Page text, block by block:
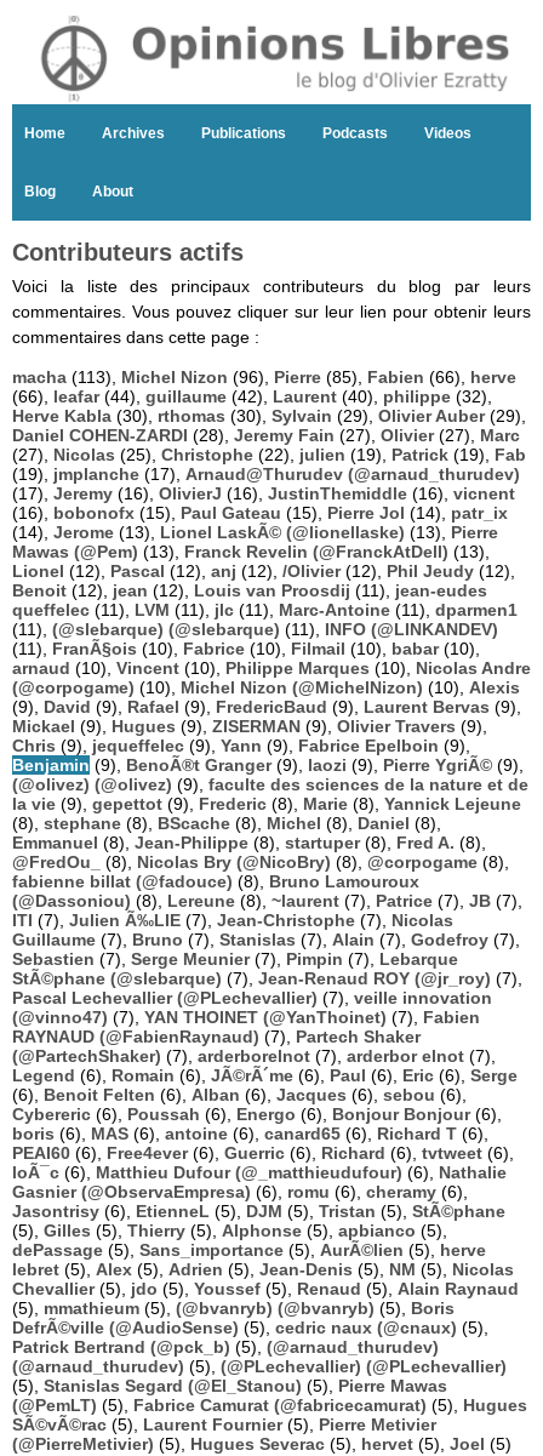
Home Archives Publications Podcasts Videos
Blog About
Contributeurs actifs
Voici la liste des principaux contributeurs du blog par leurs
commentaires. Vous pouvez cliquer sur leur lien pour obtenir leurs
commentaires dans cette page :
macha (113), Michel Nizon (96), Pierre (85), Fabien (66), herve
(66), leafar(44), guillaume (42), Laurent (40), philippe (32),
Herve Kabla (30), rthomas (30), Sylvain (29), Olivier Auber(29),
Daniel COHEN-ZARDI (28), Jeremy Fain (27), Olivier(27), Marc
(27), Nicolas (25), Christophe (22), julien (19), Patrick (19), Fab
(19), jmplanche (17), Arnaud@Thurudev (@arnaud_thurudev)
(17), Jeremy (16), OlivierJ (16), JustinThemiddle (16), vicnent
(16), bobonofx (15), Paul Gateau (15), Pierre Jol (14), patr_ix
(14), Jerome (13), Lionel LaskÃ© (@lionellaske) (13), Pierre
Mawas (@Pem) (13), Franck Revelin (@FranckAtDell) (13),
Lionel (12), Pascal (12), anj (12), /Olivier(12), Phil Jeudy (12),
Benoit (12), jean (12), Louis van Proosdij (11), jean-eudes
queffelec (11), LVM (11), jlc (11), Marc-Antoine (11), dparmen1
(11), (@slebarque) (@slebarque) (11), INFO (@LINKANDEV)
(11), FranÃ§ois (10), Fabrice (10), Filmail (10), babar(10),
arnaud (10), Vincent (10), Philippe Marques (10), Nicolas Andre
(@corpogame) (10), Michel Nizon (@MichelNizon) (10), Alexis
(9), David (9), Rafael (9), FredericBaud (9), Laurent Bervas (9),
Mickael (9), Hugues (9), ZISERMAN (9), Olivier Travers (9),
Chris (9), jequeffelec (9), Yann (9), Fabrice Epelboin (9),
Benjamin (9), BenoÃ®t Granger(9), laozi (9), Pierre YgriÃ© (9),
(@olivez) (@olivez) (9), faculte des sciences de la nature et de
la vie (9), gepettot (9), Frederic (8), Marie (8), Yannick Lejeune
(8), stephane (8), BScache (8), Michel (8), Daniel (8),
Emmanuel (8), Jean-Philippe (8), startuper(8), Fred A. (8),
@FredOu_
(8), Nicolas Bry (@NicoBry) (8), @corpogame (8),
fabienne billat (@fadouce) (8), Bruno Lamouroux
(@Dassoniou) (8), Lereune (8), ~laurent (7), Patrice (7), JB (7),
ITI (7), Julien Ã‰LIE (7), Jean-Christophe (7), Nicolas
Guillaume (7), Bruno (7), Stanislas (7), Alain (7), Godefroy (7),
Sebastien (7), Serge Meunier(7), Pimpin (7), Lebarque
StÃ©phane (@slebarque) (7), Jean-Renaud ROY (@jr_roy) (7),
Pascal Lechevallier (@PLechevallier) (7), veille innovation
(@vinno47) (7), YAN THOINET (@YanThoinet) (7), Fabien
RAYNAUD (@FabienRaynaud) (7), Partech Shaker
(@PartechShaker) (7), arderborelnot (7), arderbor elnot (7),
Legend (6), Romain (6), JÃ©rÃ´me (6), Paul (6), Eric (6), Serge
(6), Benoit Felten (6), Alban (6), Jacques (6), sebou (6),
Cybereric (6), Poussah (6), Energo (6), Bonjour Bonjour(6),
boris (6), MAS (6), antoine (6), canard65 (6), Richard T (6),
PEAI60 (6), Free4ever(6), Guerric (6), Richard (6), tvtweet (6),
loÃ¯c (6), Matthieu Dufour (@_matthieudufour) (6), Nathalie
Gasnier (@ObservaEmpresa) (6), romu (6), cheramy (6),
Jasontrisy (6), EtienneL (5), DJM (5), Tristan (5), StÃ©phane
(5), Gilles (5), Thierry (5), Alphonse (5), apbianco (5),
dePassage (5), Sans_importance (5), AurÃ©lien (5), herve
lebret (5), Alex (5), Adrien (5), Jean-Denis (5), NM (5), Nicolas
Chevallier(5), jdo (5), Youssef (5), Renaud (5), Alain Raynaud
(5), mmathieum (5), (@bvanryb) (@bvanryb) (5), Boris
DefrÃ©ville (@AudioSense) (5), cedric naux (@cnaux) (5),
Patrick Bertrand (@pck_b) (5), (@arnaud_thurudev)
(@arnaud_thurudev) (5), (@PLechevallier) (@PLechevallier)
(5), Stanislas Segard (@El_Stanou) (5), Pierre Mawas
(@PemLT) (5), Fabrice Camurat (@fabricecamurat) (5), Hugues
SÃ©vÃ©rac (5), Laurent Fournier(5), Pierre Metivier
(@PierreMetivier) (5), Hugues Severac (5), hervet (5), Joel (5)